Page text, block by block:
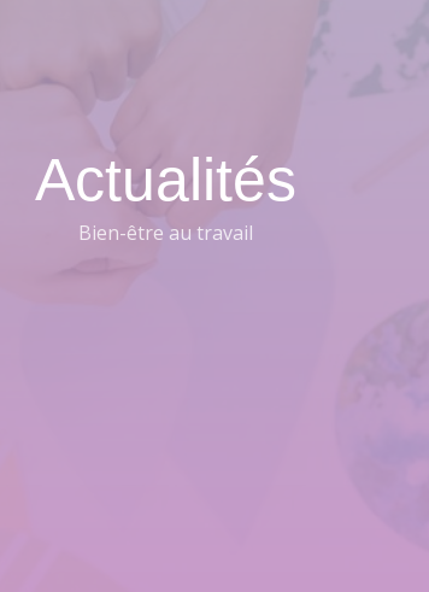
Actualités
Bien-être au travail